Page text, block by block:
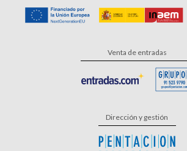
Venta de entradas
Dirección y gestión